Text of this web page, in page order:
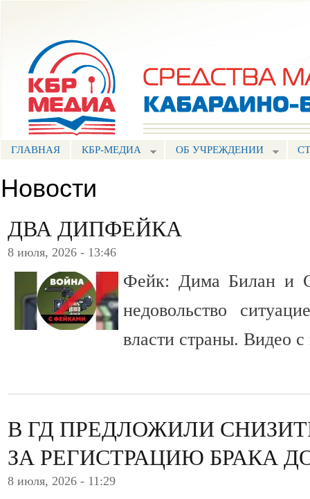
ГЛАВНАЯ КБР-МЕДИА ОБ УЧРЕЖДЕНИИ
Новости
ДВА ДИПФЕЙКА
8 июля, 2026 - 13:46
Фейк: Дима Билан и
недовольство
власти страны. Видео
В ГД ПРЕДЛОЖИЛИ
ЗА РЕГИСТРАЦИЮ БРАКА
8 июля, 2026 - 11:29